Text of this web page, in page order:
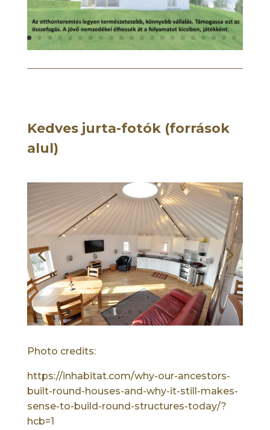
Kedves jurta-fotók (források
alul)
Photo credits:
https://inhabitat.com/why-our-ancestors-
built-round-houses-and-why-it-still-makes-
sense-to-build-round-structures-today/?
hcb=1